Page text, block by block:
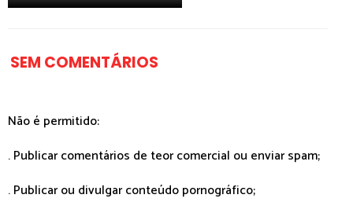
SEM COMENTÁRIOS
Não é permitido:
. Publicar comentários de teor comercial ou enviar spam;
. Publicar ou divulgar conteúdo pornográfico;